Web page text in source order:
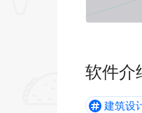
软件介
建筑设